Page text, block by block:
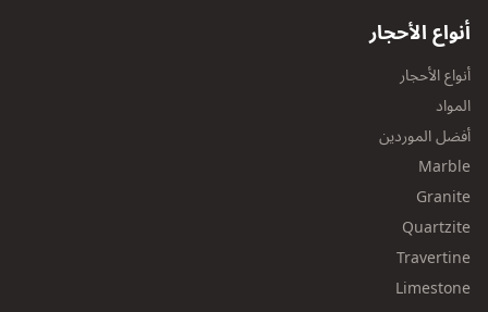
أنواع الأحجار
أنواع الأحجار
المواد
أفضل الموردين
Marble
Granite
Quartzite
Travertine
Limestone